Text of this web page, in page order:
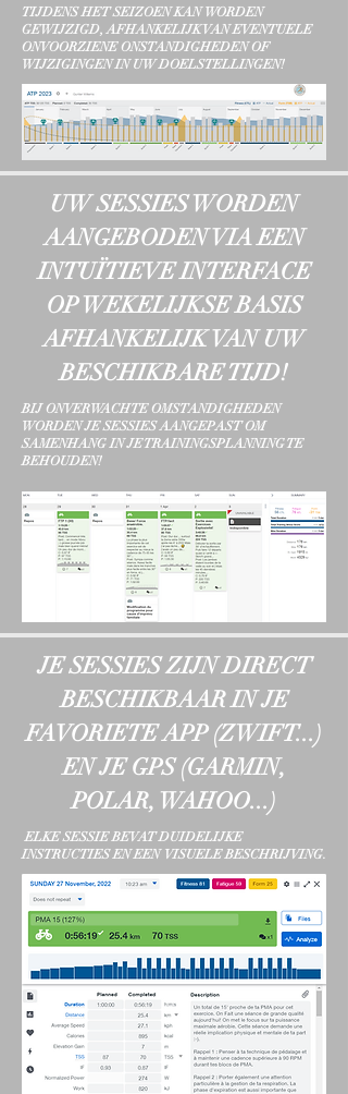
TIJDENS HET SEIZOEN KAN WORDEN
GEWIJZIGD, AFHANKELIJK VAN EVENTUELE
ONVOORZIENE ONSTANDIGHEDEN OF
WIJZIGINGEN IN UW DOELSTELLINGEN!
UW SESSIES WORDEN
AANGEBODEN VIA EEN
INTUÏTIEVE INTERFACE
OP WEKELIJKSE BASIS
AFHANKELIJK VAN UW
BESCHIKBARE TIJD!
BIJ ONVERWACHTE OMSTANDIGHEDEN
WORDEN JE SESSIES AANGEPAST OM
SAMENHANG IN JE TRAININGSPLANNING TE
BEHOUDEN!
JE SESSIES ZIJN DIRECT
BESCHIKBAAR IN JE
FAVORIETE APP (ZWIFT...)
EN JE GPS (GARMIN,
POLAR, WAHOO...)
ELKE SESSIE BEVAT DUIDELIJKE
INSTRUCTIES EN EEN VISUELE BESCHRIJVING.